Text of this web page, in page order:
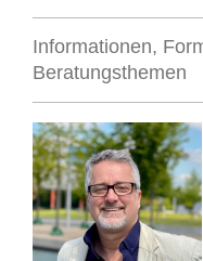
Informationen,
Beratungsthemen